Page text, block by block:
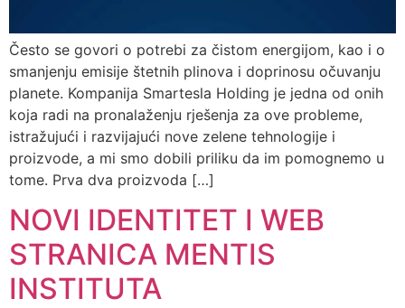
Često se govori o potrebi za čistom energijom, kao i o
smanjenju emisije štetnih plinova i doprinosu očuvanju
planete. Kompanija Smartesla Holding je jedna od onih
koja radi na pronalaženju rješenja za ove probleme,
istražujući i razvijajući nove zelene tehnologije i
proizvode, a mi smo dobili priliku da im pomognemo u
tome. Prva dva proizvoda […]
NOVI IDENTITET I WEB
STRANICA MENTIS
INSTITUTA